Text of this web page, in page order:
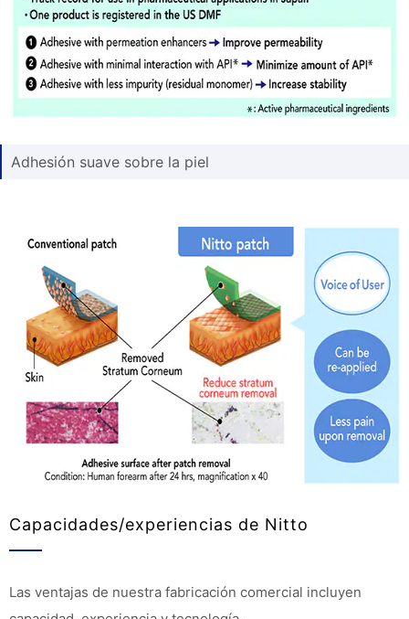
Adhesión suave sobre la piel
Capacidades/experiencias de Nitto
Las ventajas de nuestra fabricación comercial incluyen